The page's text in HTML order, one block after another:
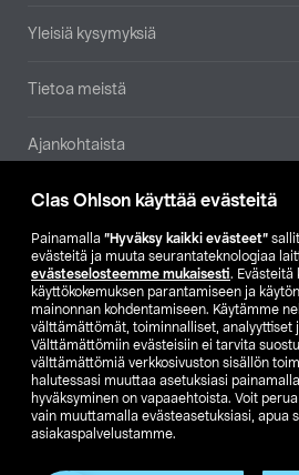
Clas Ohlson käyttää evästeitä
Painamalla ”Hyväksy kaikki evästeet”
evästeitä ja muuta seurantateknologiaa
evästeselosteemme mukaisesti. Evästeitä
käyttökokemuksen parantamiseen ja
mainonnan kohdentamiseen. Käytämme
välttämättömät, toiminnalliset, analyyttiset
Välttämättömiin evästeisiin ei tarvita
välttämättömiä verkkosivuston sisällön
halutessasi muuttaa asetuksiasi painamalla
hyväksyminen on vapaaehtoista. Voit
vain muuttamalla evästeasetuksiasi, apua
asiakaspalvelustamme.
Yleisiä kysymyksiä
Tietoa meistä
Ajankohtaista
Muut yrityksemme
Etsi
SE NO FI
FI SV